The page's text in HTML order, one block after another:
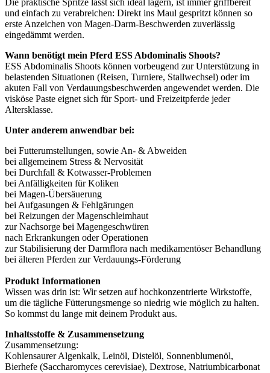
Die praktische Spritze lässt sich ideal lagern, ist immer griffbereit
und einfach zu verabreichen: Direkt ins Maul gespritzt können so
erste Anzeichen von Magen-Darm-Beschwerden zuverlässig
eingedämmt werden.
Wann benötigt mein Pferd ESS Abdominalis Shoots?
ESS Abdominalis Shoots können vorbeugend zur Unterstützung in
belastenden Situationen (Reisen, Turniere, Stallwechsel) oder im
akuten Fall von Verdauungsbeschwerden angewendet werden. Die
visköse Paste eignet sich für Sport- und Freizeitpferde jeder
Altersklasse.
Unter anderem anwendbar bei:
bei Futterumstellungen, sowie An- & Abweiden
bei allgemeinem Stress & Nervosität
bei Durchfall & Kotwasser-Problemen
bei Anfälligkeiten für Koliken
bei Magen-Übersäuerung
bei Aufgasungen & Fehlgärungen
bei Reizungen der Magenschleimhaut
zur Nachsorge bei Magengeschwüren
nach Erkrankungen oder Operationen
zur Stabilisierung der Darmflora nach medikamentöser Behandlung
bei älteren Pferden zur Verdauungs-Förderung
Produkt Informationen
Wissen was drin ist: Wir setzen auf hochkonzentrierte Wirkstoffe,
um die tägliche Fütterungsmenge so niedrig wie möglich zu halten.
So kommst du lange mit deinem Produkt aus.
Inhaltsstoffe & Zusammensetzung
Zusammensetzung:
Kohlensaurer Algenkalk, Leinöl, Distelöl, Sonnenblumenöl,
Bierhefe (Saccharomyces cerevisiae), Dextrose, Natriumbicarbonat